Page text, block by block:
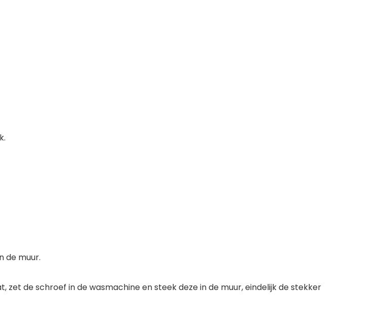
de muur.
de schroef in de wasmachine en steek deze in de muur, eindelijk de stekker